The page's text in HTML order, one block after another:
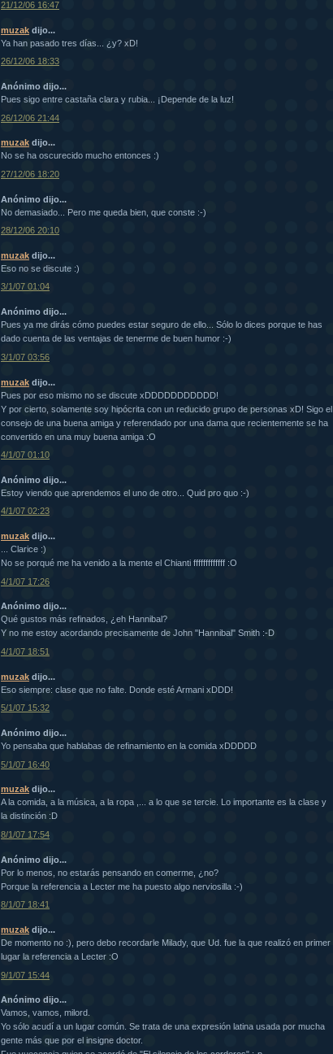
21/12/06 16:47
muzak dijo...
Ya han pasado tres días... ¿y? xD!
26/12/06 18:33
Anónimo dijo...
Pues sigo entre castaña clara y rubia... ¡Depende de la luz!
26/12/06 21:44
muzak dijo...
No se ha oscurecido mucho entonces :)
27/12/06 18:20
Anónimo dijo...
No demasiado... Pero me queda bien, que conste :-)
28/12/06 20:10
muzak dijo...
Eso no se discute :)
3/1/07 01:04
Anónimo dijo...
Pues ya me dirás cómo puedes estar seguro de ello... Sólo lo dices porque te has
dado cuenta de las ventajas de tenerme de buen humor :-)
3/1/07 03:56
muzak dijo...
Pues por eso mismo no se discute xDDDDDDDDDDD!
Y por cierto, solamente soy hipócrita con un reducido grupo de personas xD! Sigo el
consejo de una buena amiga y referendado por una dama que recientemente se ha
convertido en una muy buena amiga :O
4/1/07 01:10
Anónimo dijo...
Estoy viendo que aprendemos el uno de otro... Quid pro quo :-)
4/1/07 02:23
muzak dijo...
... Clarice :)
No se porqué me ha venido a la mente el Chianti fffffffffffff :O
4/1/07 17:26
Anónimo dijo...
Qué gustos más refinados, ¿eh Hannibal?
Y no me estoy acordando precisamente de John "Hannibal" Smith :-D
4/1/07 18:51
muzak dijo...
Eso siempre: clase que no falte. Donde esté Armani xDDD!
5/1/07 15:32
Anónimo dijo...
Yo pensaba que hablabas de refinamiento en la comida xDDDDD
5/1/07 16:40
muzak dijo...
A la comida, a la música, a la ropa ,... a lo que se tercie. Lo importante es la clase y
la distinción :D
8/1/07 17:54
Anónimo dijo...
Por lo menos, no estarás pensando en comerme, ¿no?
Porque la referencia a Lecter me ha puesto algo nerviosilla :-)
8/1/07 18:41
muzak dijo...
De momento no :), pero debo recordarle Milady, que Ud. fue la que realizó en primer
lugar la referencia a Lecter :O
9/1/07 15:44
Anónimo dijo...
Vamos, vamos, milord.
Yo sólo acudí a un lugar común. Se trata de una expresión latina usada por mucha
gente más que por el insigne doctor.